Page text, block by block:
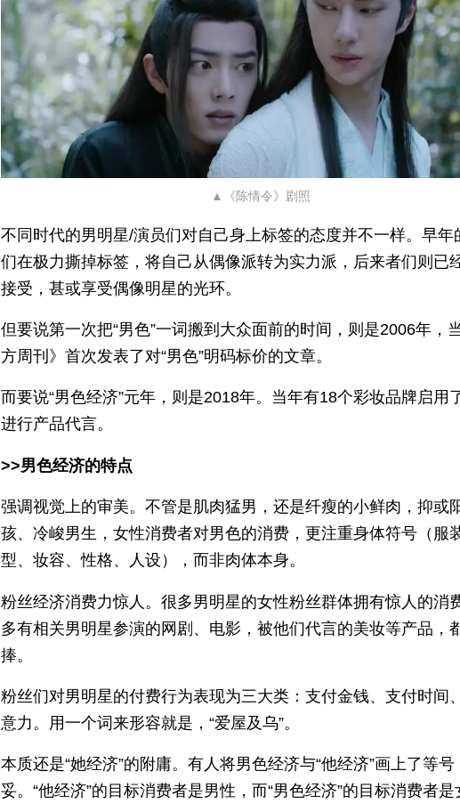
▲《陈情令》剧照
不同时代的男明星/演员们对自己身上标签的态度并不一样。早年
们在极力撕掉标签，将自己从偶像派转为实力派，后来者们则已
接受，甚或享受偶像明星的光环。
但要说第一次把“男色”一词搬到大众面前的时间，则是2006年，
方周刊》首次发表了对“男色”明码标价的文章。
而要说“男色经济”元年，则是2018年。当年有18个彩妆品牌启用
进行产品代言。
>>男色经济的特点
强调视觉上的审美。不管是肌肉猛男，还是纤瘦的小鲜肉，抑或
孩、冷峻男生，女性消费者对男色的消费，更注重身体符号（服
型、妆容、性格、人设），而非肉体本身。
粉丝经济消费力惊人。很多男明星的女性粉丝群体拥有惊人的消
多有相关男明星参演的网剧、电影，被他们代言的美妆等产品，
捧。
粉丝们对男明星的付费行为表现为三大类：支付金钱、支付时间
意力。用一个词来形容就是，“爱屋及乌”。
本质还是“她经济”的附庸。有人将男色经济与“他经济”画上了等
妥。“他经济”的目标消费者是男性，而“男色经济”的目标消费者是